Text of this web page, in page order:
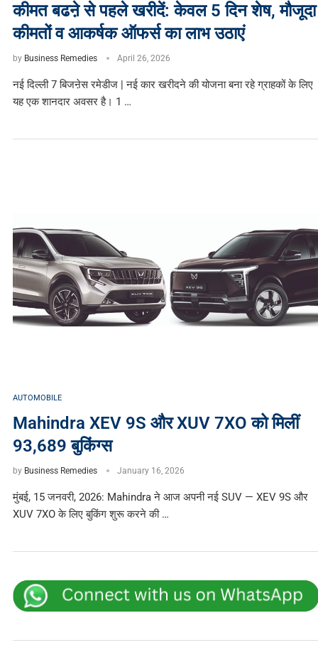
कीमत बढऩे से पहले खरीदें: केवल 5 दिन शेष, मौजूदा
कीमतों व आकर्षक ऑफर्स का लाभ उठाएं
by Business Remedies April 26, 2026
नई दिल्ली 7 बिजऩेस रमेडीज | नई कार खरीदने की योजना बना रहे ग्राहकों के लिए
यह एक शानदार अवसर है। 1 …
AUTOMOBILE
Mahindra XEV 9S और XUV 7XO को मिलीं
93,689 बुकिंग्स
by Business Remedies January 16, 2026
मुंबई, 15 जनवरी, 2026: Mahindra ने आज अपनी नई SUV — XEV 9S और
XUV 7XO के लिए बुकिंग शुरू करने की …